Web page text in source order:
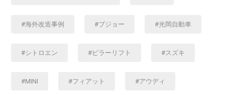
海外改造事例 プジョー 光岡自動車
シトロエン ピラーリフト スズキ
MINI フィアット アウディ